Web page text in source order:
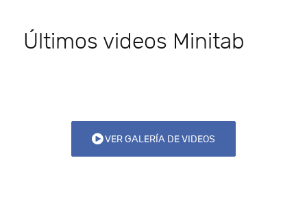
Últimos videos Minitab
VER GALERÍA DE VIDEOS